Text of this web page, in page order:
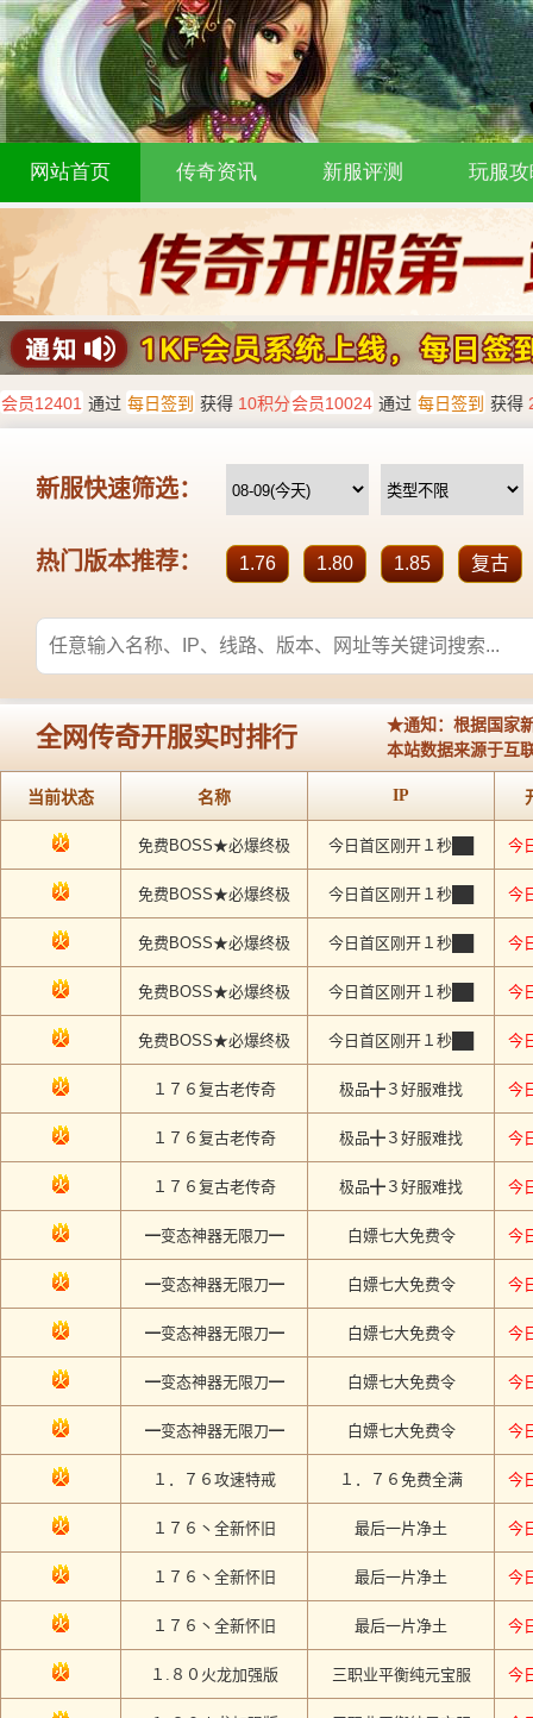
网站首页 传奇资讯 新服评测 玩服